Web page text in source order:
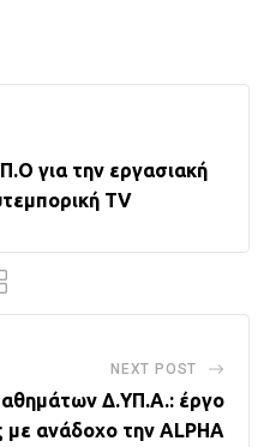
για την εργασιακή
TV
NEXT POST
Δ.ΥΠ.Α.: έργο
με ανάδοχο την ALPHA